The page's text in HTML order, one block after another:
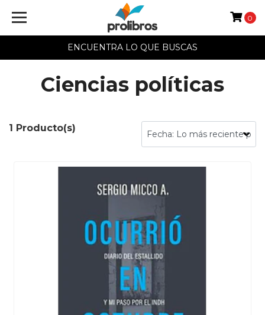
ENCUENTRA LO QUE BUSCAS
0
Ciencias políticas
1 Producto(s)